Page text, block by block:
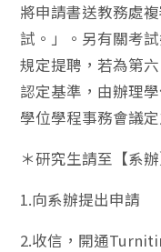
將申請書送教務處
試。」。另有關考
規定提聘，若為第
認定基準，由辦理
學位學程事務會議定
＊研究生請至【系
1.向系辦提出申請
2.收信，開通